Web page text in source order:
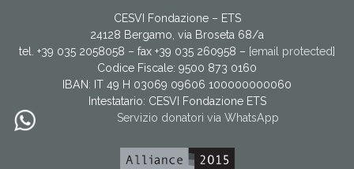
CESVI Fondazione – ETS
24128 Bergamo, via Broseta 68/a
tel. +39 035 2058058 – fax +39 035 260958 – [email protected]
Codice Fiscale: 9500 873 0160
IBAN: IT 49 H 03069 09606 100000000060
Intestatario: CESVI Fondazione ETS
Servizio donatori via WhatsApp